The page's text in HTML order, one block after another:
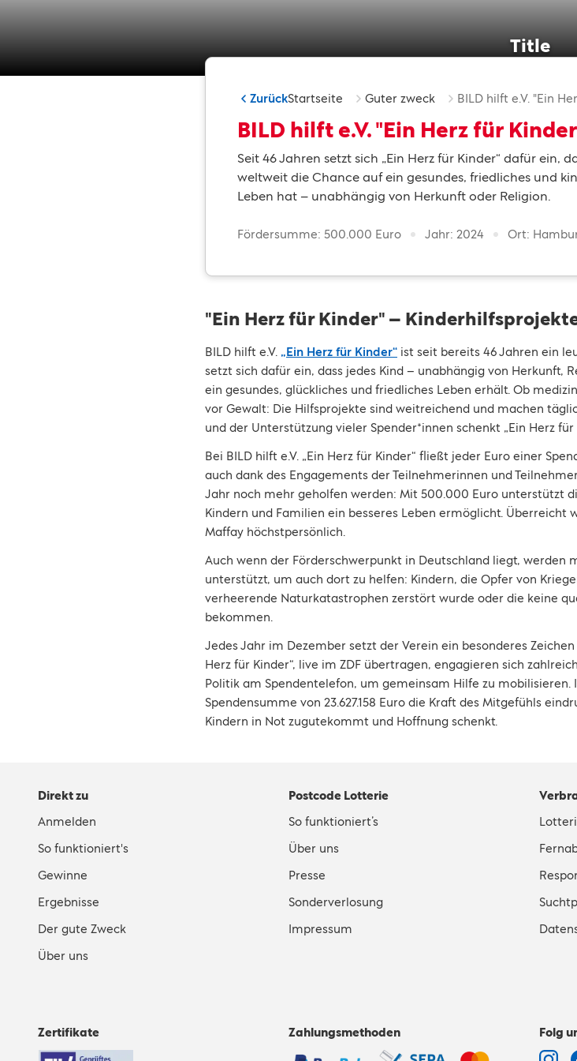
Title
ZurückStartseite Guter zweck BILD hilft e.V. "Ein
BILD hilft e.V. "Ein Herz für
Seit 46 Jahren setzt sich „Ein Herz für Kinder“ dafür ein,
weltweit die Chance auf ein gesundes, friedliches und
Leben hat – unabhängig von Herkunft oder Religion.
Fördersumme: 500.000 Euro Jahr: 2024 Ort:
"Ein Herz für Kinder" –
BILD hilft e.V. „Ein Herz für Kinder“ ist seit bereits 46 Jahren ein
setzt sich dafür ein, dass jedes Kind – unabhängig von Herkunft,
ein gesundes, glückliches und friedliches Leben erhält. Ob
vor Gewalt: Die Hilfsprojekte sind weitreichend und machen
und der Unterstützung vieler Spender*innen schenkt „Ein Herz
Bei BILD hilft e.V. „Ein Herz für Kinder“ fließt jeder Euro einer
auch dank des Engagements der Teilnehmerinnen und
Jahr noch mehr geholfen werden: Mit 500.000 Euro unterstützt
Kindern und Familien ein besseres Leben ermöglicht.
Maffay höchstpersönlich.
Auch wenn der Förderschwerpunkt in Deutschland liegt, werden
unterstützt, um auch dort zu helfen: Kindern, die Opfer von
verheerende Naturkatastrophen zerstört wurde oder die keine
bekommen.
Jedes Jahr im Dezember setzt der Verein ein besonderes
Herz für Kinder“, live im ZDF übertragen, engagieren sich
Politik am Spendentelefon, um gemeinsam Hilfe zu
Spendensumme von 23.627.158 Euro die Kraft des Mitgefühls
Kindern in Not zugutekommt und Hoffnung schenkt.
Direkt zu
Anmelden
So funktioniert's
Gewinne
Ergebnisse
Der gute Zweck
Über uns
Postcode Lotterie
So funktioniert’s
Über uns
Presse
Sonderverlosung
Impressum
Zertifikate Zahlungsmethoden Folg